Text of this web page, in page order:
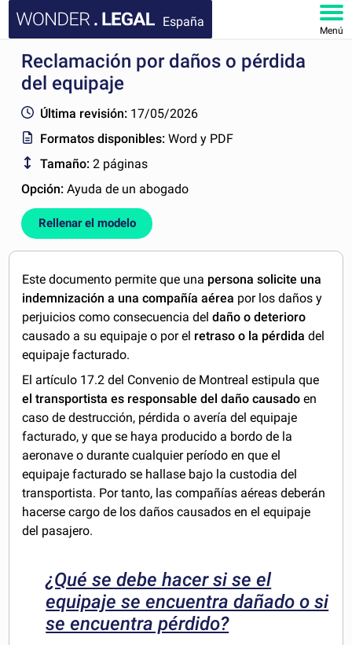
España
Menú
INICIO
FAQ
MI CUENTA
Reclamación por daños o pérdida
del equipaje
Última revisión: 17/05/2026
Formatos disponibles:Word y PDF
Tamaño: 2 páginas
Opción:Ayuda de un abogado
Rellenar el modelo
Este documento permite que una persona solicite una
indemnización a una compañía aérea por los daños y
perjuicios como consecuencia deldaño o deterioro
causado a su equipaje o por el retraso o la pérdida del
equipaje facturado.
El artículo 17.2 del Convenio de Montreal estipula que
el transportista es responsable del daño causado en
caso de destrucción, pérdida o avería del equipaje
facturado, y que se haya producido a bordo de la
aeronave o durante cualquier período en que el
equipaje facturado se hallase bajo la custodia del
transportista. Por tanto, las compañías aéreas deberán
hacerse cargo de los daños causados en el equipaje
del pasajero.
¿Qué se debe hacer si se el
equipaje se encuentra dañado o si
se encuentra pérdido?